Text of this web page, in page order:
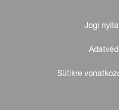
Jogi
Sütikre